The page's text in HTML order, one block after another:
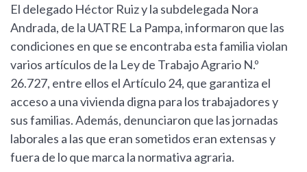
El delegado Héctor Ruiz y la subdelegada Nora
Andrada, de la UATRE La Pampa, informaron que las
condiciones en que se encontraba esta familia violan
varios artículos de la Ley de Trabajo Agrario N.º
26.727, entre ellos el Artículo 24, que garantiza el
acceso a una vivienda digna para los trabajadores y
sus familias. Además, denunciaron que las jornadas
laborales a las que eran sometidos eran extensas y
fuera de lo que marca la normativa agraria.